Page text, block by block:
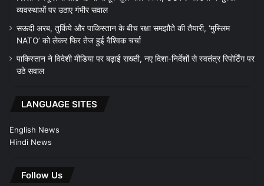
व्यवस्थाओं पर उठाए गंभीर सवाल
सऊदी अरब, तुर्किये और पाकिस्तान के बीच रक्षा समझौते की तैयारी, ‘मुस्लिम
NATO’ को लेकर फिर तेज हुई वैश्विक चर्चा
पाकिस्तान ने विदेशी मीडिया पर बढ़ाई सख्ती, नए दिशा-निर्देशों से स्वतंत्र रिपोर्टिंग पर
उठे सवाल
LANGUAGE SITES
English News
Hindi News
Follow Us